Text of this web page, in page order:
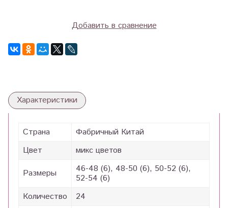
Добавить в сравнение
Характеристики
Страна
Фабричный Китай
Цвет
микс цветов
Размеры
46-48 (6), 48-50 (6), 50-52 (6),
52-54 (6)
Количество
24